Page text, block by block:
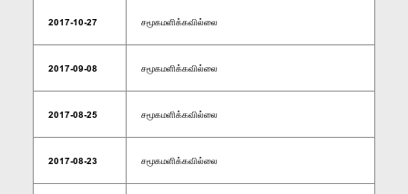
2017-10-27 சமூகமளிக்கவில்லை
2017-09-08 சமூகமளிக்கவில்லை
2017-08-25 சமூகமளிக்கவில்லை
2017-08-23 சமூகமளிக்கவில்லை